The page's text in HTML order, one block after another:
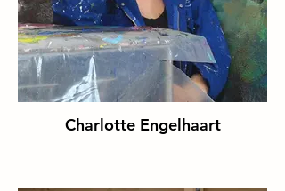
Charlotte Engelhaart